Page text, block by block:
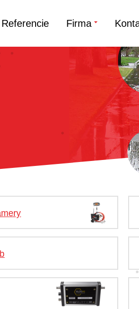
Referencie Firma